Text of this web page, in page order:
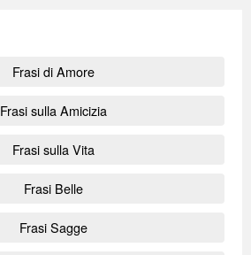
Frasi di Amore
Frasi sulla Amicizia
Frasi sulla Vita
Frasi Belle
Frasi Sagge